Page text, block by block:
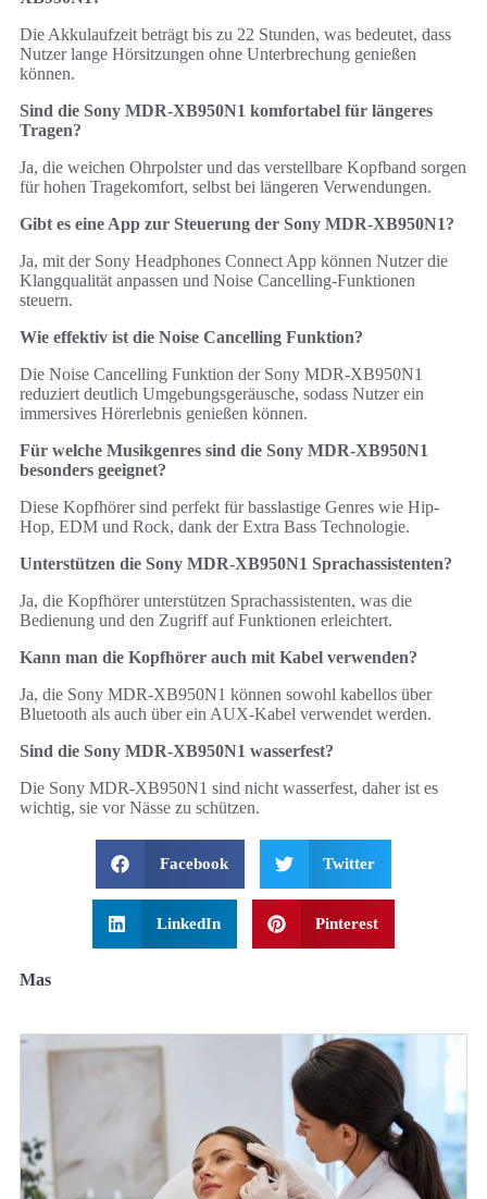
Die Akkulaufzeit beträgt bis zu 22 Stunden, was bedeutet, dass
Nutzer lange Hörsitzungen ohne Unterbrechung genießen
können.
Sind die Sony MDR-XB950N1 komfortabel für längeres
Tragen?
Ja, die weichen Ohrpolster und das verstellbare Kopfband sorgen
für hohen Tragekomfort, selbst bei längeren Verwendungen.
Gibt es eine App zur Steuerung der Sony MDR-XB950N1?
Ja, mit der Sony Headphones Connect App können Nutzer die
Klangqualität anpassen und Noise Cancelling-Funktionen
steuern.
Wie effektiv ist die Noise Cancelling Funktion?
Die Noise Cancelling Funktion der Sony MDR-XB950N1
reduziert deutlich Umgebungsgeräusche, sodass Nutzer ein
immersives Hörerlebnis genießen können.
Für welche Musikgenres sind die Sony MDR-XB950N1
besonders geeignet?
Diese Kopfhörer sind perfekt für basslastige Genres wie Hip-
Hop, EDM und Rock, dank der Extra Bass Technologie.
Unterstützen die Sony MDR-XB950N1 Sprachassistenten?
Ja, die Kopfhörer unterstützen Sprachassistenten, was die
Bedienung und den Zugriff auf Funktionen erleichtert.
Kann man die Kopfhörer auch mit Kabel verwenden?
Ja, die Sony MDR-XB950N1 können sowohl kabellos über
Bluetooth als auch über ein AUX-Kabel verwendet werden.
Sind die Sony MDR-XB950N1 wasserfest?
Die Sony MDR-XB950N1 sind nicht wasserfest, daher ist es
wichtig, sie vor Nässe zu schützen.
Facebook Twitter
LinkedIn Pinterest
Mas